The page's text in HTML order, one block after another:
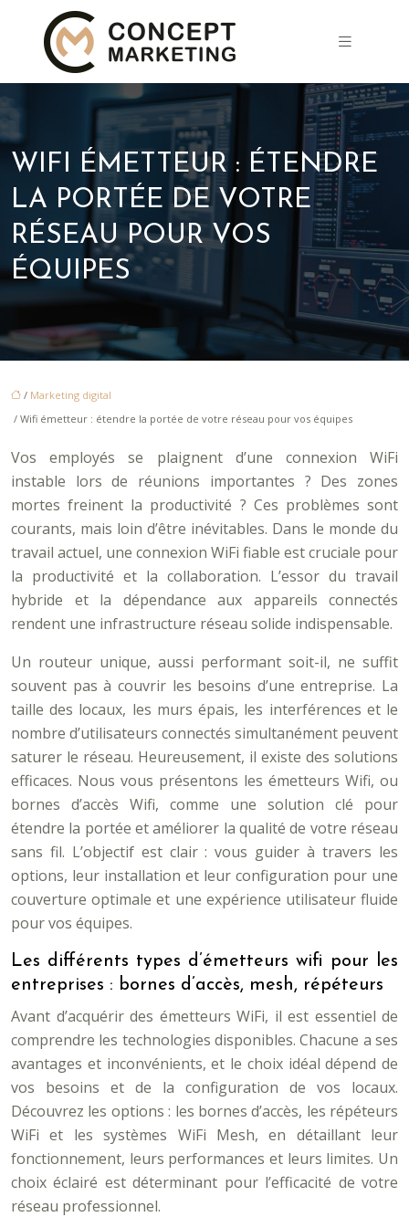
WIFI ÉMETTEUR : ÉTENDRE
LA PORTÉE DE VOTRE
RÉSEAU POUR VOS
ÉQUIPES
/ Marketing digital
/ Wifi émetteur : étendre la portée de votre réseau pour vos équipes
Vos employés se plaignent d’une connexion WiFi
instable lors de réunions importantes ? Des zones
mortes freinent la productivité ? Ces problèmes sont
courants, mais loin d’être inévitables. Dans le monde du
travail actuel, une connexion WiFi fiable est cruciale pour
la productivité et la collaboration. L’essor du travail
hybride et la dépendance aux appareils connectés
rendent une infrastructure réseau solide indispensable.
Un routeur unique, aussi performant soit-il, ne suffit
souvent pas à couvrir les besoins d’une entreprise. La
taille des locaux, les murs épais, les interférences et le
nombre d’utilisateurs connectés simultanément peuvent
saturer le réseau. Heureusement, il existe des solutions
efficaces. Nous vous présentons les émetteurs Wifi, ou
bornes d’accès Wifi, comme une solution clé pour
étendre la portée et améliorer la qualité de votre réseau
sans fil. L’objectif est clair : vous guider à travers les
options, leur installation et leur configuration pour une
couverture optimale et une expérience utilisateur fluide
pour vos équipes.
Les différents types d’émetteurs wifi pour les
entreprises : bornes d’accès, mesh, répéteurs
Avant d’acquérir des émetteurs WiFi, il est essentiel de
comprendre les technologies disponibles. Chacune a ses
avantages et inconvénients, et le choix idéal dépend de
vos besoins et de la configuration de vos locaux.
Découvrez les options : les bornes d’accès, les répéteurs
WiFi et les systèmes WiFi Mesh, en détaillant leur
fonctionnement, leurs performances et leurs limites. Un
choix éclairé est déterminant pour l’efficacité de votre
réseau professionnel.